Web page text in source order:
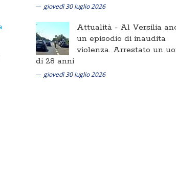
giovedì 30 luglio 2026
Attualità - Al Versilia
un episodio di inaudita
violenza. Arrestato un
di 28 anni
giovedì 30 luglio 2026